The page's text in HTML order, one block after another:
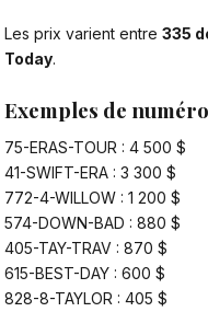
Les prix varient entre 335
Today.
Exemples de
75-ERAS-TOUR : 4 500 $
41-SWIFT-ERA : 3 300 $
772-4-WILLOW : 1 200 $
574-DOWN-BAD : 880 $
405-TAY-TRAV : 870 $
615-BEST-DAY : 600 $
828-8-TAYLOR : 405 $